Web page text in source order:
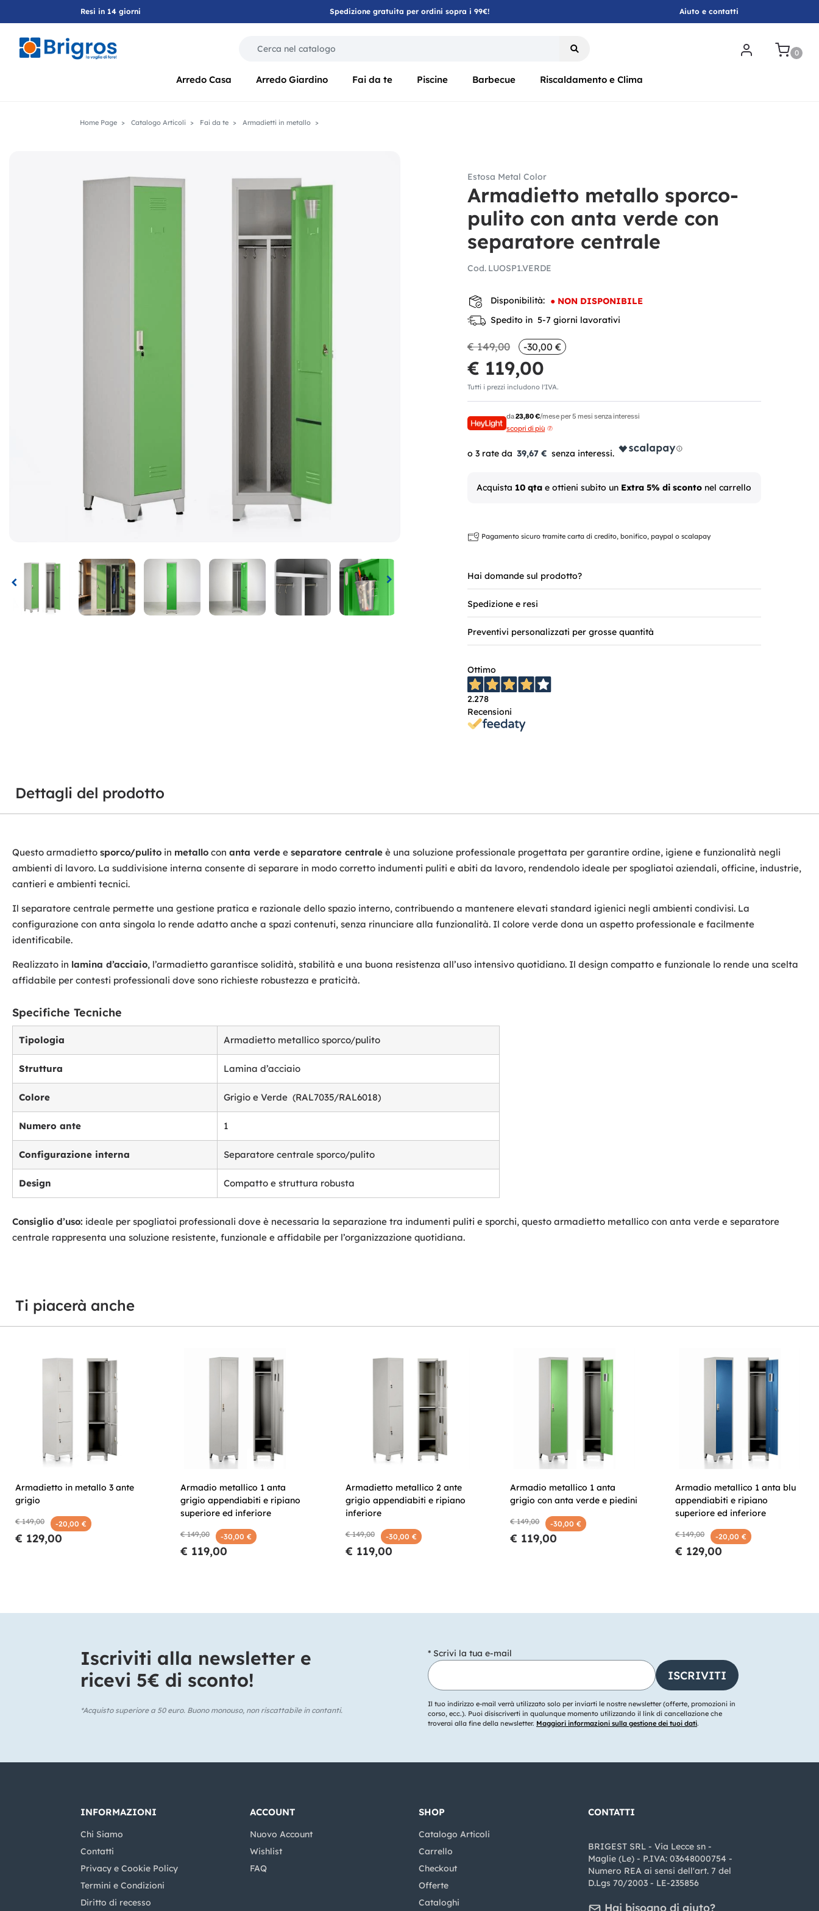
Resi in 14 giorni Spedizione gratuita per ordini sopra i 99€! Aiuto e contatti
0
Arredo Casa Arredo Giardino Fai da te Piscine Barbecue Riscaldamento e Clima
Home Page Catalogo Articoli Fai da te Armadietti in metallo
Estosa Metal Color
Armadietto metallo sporco-
pulito con anta verde con
separatore centrale
Cod. LUOSP1.VERDE
Disponibilità: ● NON DISPONIBILE
Spedito in 5-7 giorni lavorativi
€ 149,00 -30,00 €
€ 119,00
Tutti i prezzi includono l'IVA.
da23,80 €/mese per 5 mesi senza interessi
scopri di più
39,67 €
Acquista 10 qta e ottieni subito un Extra 5% di sconto nel carrello
Pagamento sicuro tramite carta di credito, bonifico, paypal o scalapay
Hai domande sul prodotto?
Spedizione e resi
Preventivi personalizzati per grosse quantità
Ottimo
2.278
Recensioni
Dettagli del prodotto
Questo armadietto sporco/pulito in metallo con anta verde e separatore centrale è una soluzione professionale progettata per garantire ordine, igiene e funzionalità negli
ambienti di lavoro. La suddivisione interna consente di separare in modo corretto indumenti puliti e abiti da lavoro, rendendolo ideale per spogliatoi aziendali, officine, industrie,
cantieri e ambienti tecnici.
Il separatore centrale permette una gestione pratica e razionale dello spazio interno, contribuendo a mantenere elevati standard igienici negli ambienti condivisi. La
configurazione con anta singola lo rende adatto anche a spazi contenuti, senza rinunciare alla funzionalità. Il colore verde dona un aspetto professionale e facilmente
identificabile.
Realizzato in lamina d’acciaio, l’armadietto garantisce solidità, stabilità e una buona resistenza all’uso intensivo quotidiano. Il design compatto e funzionale lo rende una scelta
affidabile per contesti professionali dove sono richieste robustezza e praticità.
Specifiche Tecniche
Tipologia Armadietto metallico sporco/pulito
Struttura Lamina d’acciaio
Colore Grigio e Verde (RAL7035/RAL6018)
Numero ante 1
Configurazione interna Separatore centrale sporco/pulito
Design Compatto e struttura robusta
Consiglio d’uso: ideale per spogliatoi professionali dove è necessaria la separazione tra indumenti puliti e sporchi, questo armadietto metallico con anta verde e separatore
centrale rappresenta una soluzione resistente, funzionale e affidabile per l’organizzazione quotidiana.
Ti piacerà anche
Armadietto in metallo 3 ante
grigio
€ 149,00 -20,00 €
€ 129,00
Armadio metallico 1 anta
grigio appendiabiti e ripiano
superiore ed inferiore
€ 149,00 -30,00 €
€ 119,00
Armadietto metallico 2 ante
grigio appendiabiti e ripiano
inferiore
€ 149,00 -30,00 €
€ 119,00
Armadio metallico 1 anta
grigio con anta verde e piedini
€ 149,00 -30,00 €
€ 119,00
Armadio metallico 1 anta blu
appendiabiti e ripiano
superiore ed inferiore
€ 149,00 -20,00 €
€ 129,00
Iscriviti alla newsletter e
ricevi 5€ di sconto!​
*Acquisto superiore a 50 euro. Buono monouso, non riscattabile in contanti.
* Scrivi la tua e-mail
Il tuo indirizzo e-mail verrà utilizzato solo per inviarti le nostre newsletter (offerte, promozioni in
corso, ecc.). Puoi disiscriverti in qualunque momento utilizzando il link di cancellazione che
troverai alla fine della newsletter. Maggiori informazioni sulla gestione dei tuoi dati.
INFORMAZIONI
Chi Siamo
Contatti
Privacy e Cookie Policy
Termini e Condizioni
Diritto di recesso
ACCOUNT
Nuovo Account
Wishlist
FAQ
SHOP
Catalogo Articoli
Carrello
Checkout
Offerte
Cataloghi
CONTATTI
BRIGEST SRL - Via Lecce sn -
Maglie (Le) - P.IVA: 03648000754 -
Numero REA ai sensi dell'art. 7 del
D.Lgs 70/2003 - LE-235856
Hai bisogno di aiuto?